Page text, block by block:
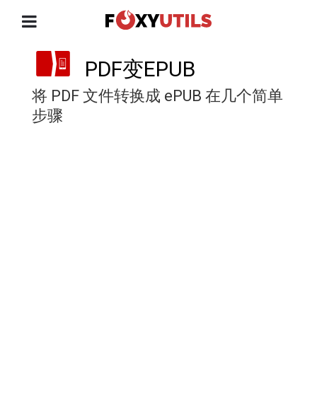
PDF变EPUB
将 PDF 文件转换成 ePUB 在几个简单
步骤